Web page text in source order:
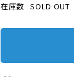
在庫数 SOLD OUT